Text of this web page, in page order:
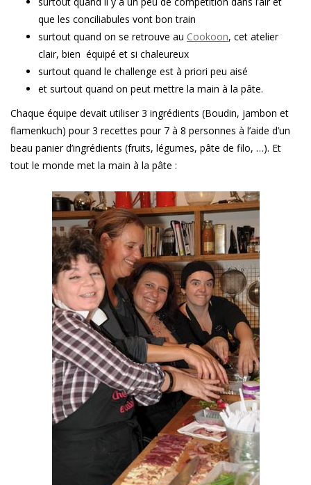
que les conciliabules vont bon train
surtout quand on se retrouve au Cookoon, cet atelier
clair, bien équipé et si chaleureux
surtout quand le challenge est à priori peu aisé
et surtout quand on peut mettre la main à la pâte.
Chaque équipe devait utiliser 3 ingrédients (Boudin, jambon et
flamenkuch) pour 3 recettes pour 7 à 8 personnes à l’aide d’un
beau panier d’ingrédients (fruits, légumes, pâte de filo, …). Et
tout le monde met la main à la pâte :